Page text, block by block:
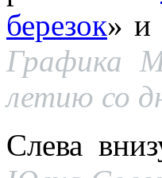
березок» и
Графика
летию со
Слева